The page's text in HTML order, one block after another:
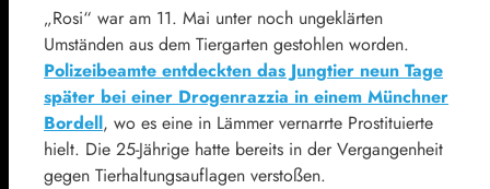
„Rosi“ war am 11. Mai unter noch ungeklärten
Umständen aus dem Tiergarten gestohlen worden.
Polizeibeamte entdeckten das Jungtier neun Tage
später bei einer Drogenrazzia in einem Münchner
Bordell, wo es eine in Lämmer vernarrte Prostituierte
hielt. Die 25-Jährige hatte bereits in der Vergangenheit
gegen Tierhaltungsauflagen verstoßen.